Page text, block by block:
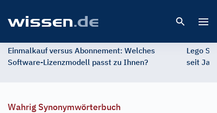
Einmalkauf versus Abonnement: Welches
Software-Lizenzmodell passt zu Ihnen?
Lego
seit
Wahrig Synonymwörterbuch